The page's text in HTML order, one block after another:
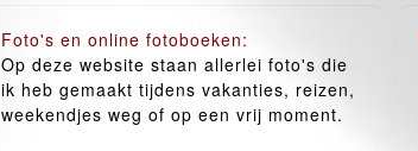
Foto's en online fotoboeken:
Op deze website staan allerlei foto's die
ik heb gemaakt tijdens vakanties, reizen,
weekendjes weg of op een vrij moment.